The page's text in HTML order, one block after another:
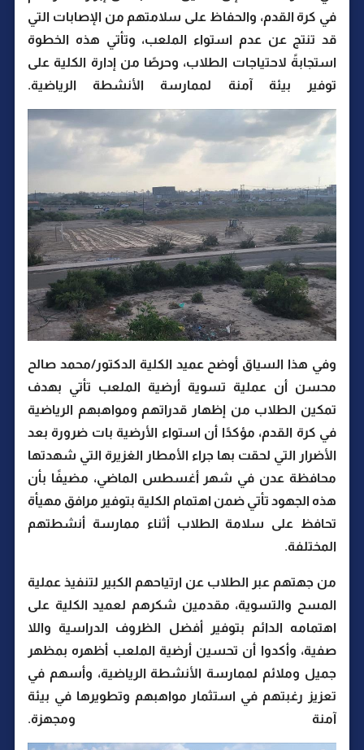
في كرة القدم، والحفاظ على سلامتهم من الإصابات التي
قد تنتج عن عدم استواء الملعب، وتأتي هذه الخطوة
استجابةً لاحتياجات الطلاب، وحرصًا من إدارة الكلية على
توفير بيئة آمنة لممارسة الأنشطة الرياضية.
وفي هذا السياق أوضح عميد الكلية الدكتور/محمد صالح
محسن أن عملية تسوية أرضية الملعب تأتي بهدف
تمكين الطلاب من إظهار قدراتهم ومواهبهم الرياضية
في كرة القدم، مؤكدًا أن استواء الأرضية بات ضرورة بعد
الأضرار التي لحقت بها جراء الأمطار الغزيرة التي شهدتها
محافظة عدن في شهر أغسطس الماضي، مضيفًا بأن
هذه الجهود تأتي ضمن اهتمام الكلية بتوفير مرافق مهيأة
تحافظ على سلامة الطلاب أثناء ممارسة أنشطتهم
المختلفة.
من جهتهم عبر الطلاب عن ارتياحهم الكبير لتنفيذ عملية
المسح والتسوية، مقدمين شكرهم لعميد الكلية على
اهتمامه الدائم بتوفير أفضل الظروف الدراسية واللا
صفية، وأكدوا أن تحسين أرضية الملعب أظهره بمظهر
جميل وملائم لممارسة الأنشطة الرياضية، وأسهم في
تعزيز رغبتهم في استثمار مواهبهم وتطويرها في بيئة
آمنة ومجهزة.